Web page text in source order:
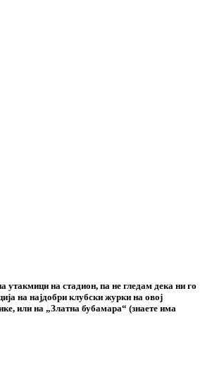
на стадион, па не гледам дека ни го
на најдобри клубски журки на овој
или на „Златна бубамара“ (знаете има